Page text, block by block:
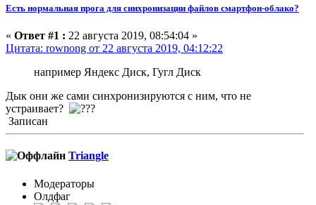
Есть нормальная прога для синхронизации файлов смартфон-облако?
« Ответ #1 : 22 августа 2019, 08:54:04 »
Цитата: rownong от 22 августа 2019, 04:12:22
например Яндекс Диск, Гугл Диск
Дык они же сами синхронизируются с ним, что не
устраивает?
Записан
Triangle
Модераторы
Олдфаг